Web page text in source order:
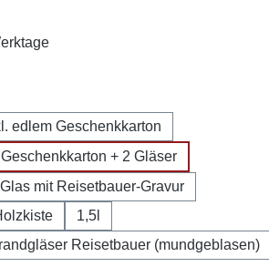
edlem Geschenkkarton
+ 2 Gläser
mit Reisetbauer-Gravur
1,5l
Reisetbauer (mundgeblasen)